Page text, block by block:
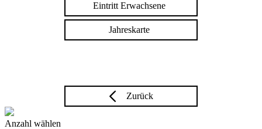
Eintritt Erwachsene
Jahreskarte
Zurück
Anzahl wählen